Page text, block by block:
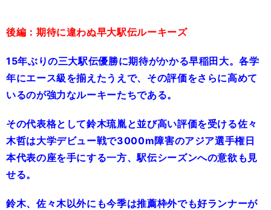
後編：期待に違わぬ早大駅伝ルーキーズ
15年ぶりの三大駅伝優勝に期待がかかる早稲田大。各学
年にエース級を揃えたうえで、その評価をさらに高めて
いるのが強力なルーキーたちである。
その代表格として鈴木琉胤と並び高い評価を受ける佐々
木哲は大学デビュー戦で3000m障害のアジア選手権日
本代表の座を手にする一方、駅伝シーズンへの意欲も見
せる。
鈴木、佐々木以外にも今季は推薦枠外でも好ランナーが